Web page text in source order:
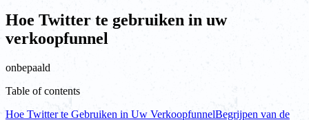
Hoe Twitter te gebruiken in uw
verkoopfunnel
onbepaald
Table of contents
Hoe Twitter te Gebruiken in Uw VerkoopfunnelBegrijpen van de